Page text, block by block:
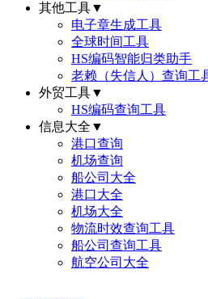
其他工具▼
电子章生成工具
全球时间工具
HS编码智能归类助手
老赖（失信人）查询工
外贸工具▼
HS编码查询工具
信息大全 ▼
港口查询
机场查询
船公司大全
港口大全
机场大全
物流时效查询工具
船公司查询工具
航空公司大全